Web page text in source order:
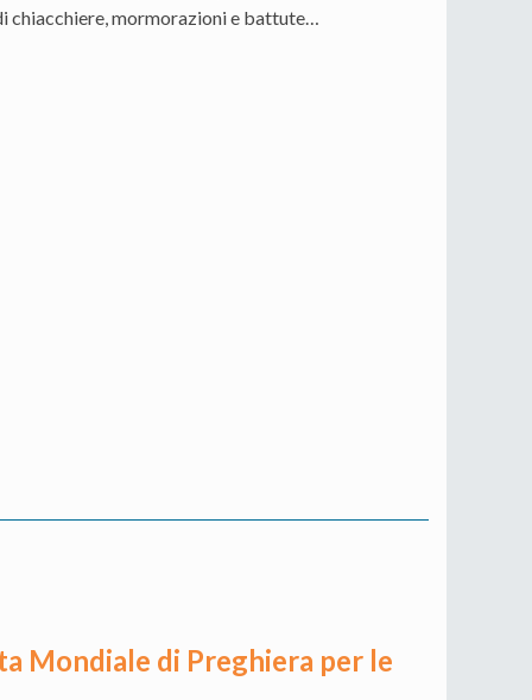
mormorazioni e battute…
Mondiale di Preghiera per le